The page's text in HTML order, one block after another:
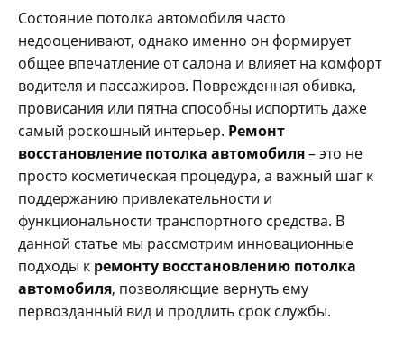
Состояние потолка автомобиля часто
недооценивают, однако именно он формирует
общее впечатление от салона и влияет на комфорт
водителя и пассажиров. Поврежденная обивка,
провисания или пятна способны испортить даже
самый роскошный интерьер. Ремонт
восстановление потолка автомобиля– это не
просто косметическая процедура, а важный шаг к
поддержанию привлекательности и
функциональности транспортного средства. В
данной статье мы рассмотрим инновационные
подходы к ремонту восстановлению потолка
автомобиля, позволяющие вернуть ему
первозданный вид и продлить срок службы.